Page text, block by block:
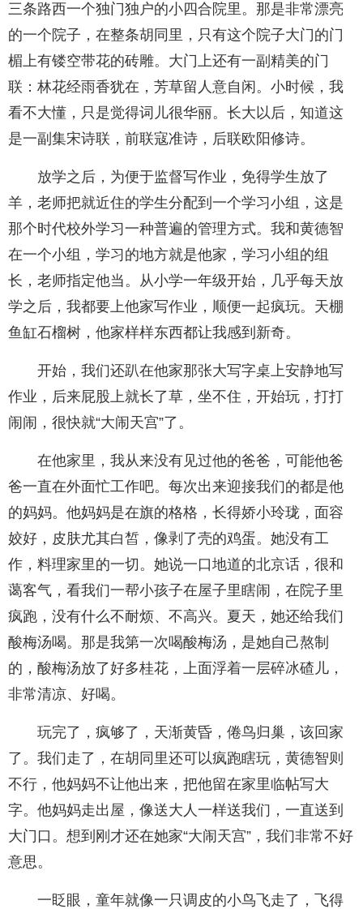
三条路西一个独门独户的小四合院里。那是非常漂亮
的一个院子，在整条胡同里，只有这个院子大门的门
楣上有镂空带花的砖雕。大门上还有一副精美的门
联：林花经雨香犹在，芳草留人意自闲。小时候，我
看不大懂，只是觉得词儿很华丽。长大以后，知道这
是一副集宋诗联，前联寇准诗，后联欧阳修诗。
放学之后，为便于监督写作业，免得学生放了
羊，老师把就近住的学生分配到一个学习小组，这是
那个时代校外学习一种普遍的管理方式。我和黄德智
在一个小组，学习的地方就是他家，学习小组的组
长，老师指定他当。从小学一年级开始，几乎每天放
学之后，我都要上他家写作业，顺便一起疯玩。天棚
鱼缸石榴树，他家样样东西都让我感到新奇。
开始，我们还趴在他家那张大写字桌上安静地写
作业，后来屁股上就长了草，坐不住，开始玩，打打
闹闹，很快就“大闹天宫”了。
在他家里，我从来没有见过他的爸爸，可能他爸
爸一直在外面忙工作吧。每次出来迎接我们的都是他
的妈妈。他妈妈是在旗的格格，长得娇小玲珑，面容
姣好，皮肤尤其白皙，像剥了壳的鸡蛋。她没有工
作，料理家里的一切。她说一口地道的北京话，很和
蔼客气，看我们一帮小孩子在屋子里瞎闹，在院子里
疯跑，没有什么不耐烦、不高兴。夏天，她还给我们
酸梅汤喝。那是我第一次喝酸梅汤，是她自己熬制
的，酸梅汤放了好多桂花，上面浮着一层碎冰碴儿，
非常清凉、好喝。
玩完了，疯够了，天渐黄昏，倦鸟归巢，该回家
了。我们走了，在胡同里还可以疯跑瞎玩，黄德智则
不行，他妈妈不让他出来，把他留在家里临帖写大
字。他妈妈走出屋，像送大人一样送我们，一直送到
大门口。想到刚才还在她家“大闹天宫”，我们非常不好
意思。
一眨眼，童年就像一只调皮的小鸟飞走了，飞得